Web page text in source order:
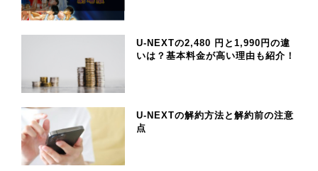
U-NEXTの2,480 円と1,990円の違
いは？基本料金が高い理由も紹介！
U-NEXTの解約方法と解約前の注意
点